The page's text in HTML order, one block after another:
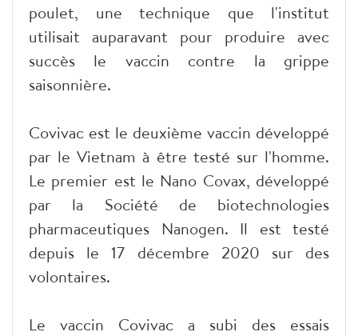
poulet, une technique que l'institut
utilisait auparavant pour produire avec
succès le vaccin contre la grippe
saisonnière.
Covivac est le deuxième vaccin développé
par le Vietnam à être testé sur l'homme.
Le premier est le Nano Covax, développé
par la Société de biotechnologies
pharmaceutiques Nanogen. Il est testé
depuis le 17 décembre 2020 sur des
volontaires.
Le vaccin Covivac a subi des essais